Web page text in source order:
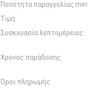
Ποσότητα παραγγελίας min:
Τιμή:
Συσκευασία λεπτομέρειες:
Χρόνος παράδοσης:
Όροι πληρωμής: